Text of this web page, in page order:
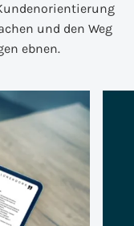
und den Weg
ebnen.